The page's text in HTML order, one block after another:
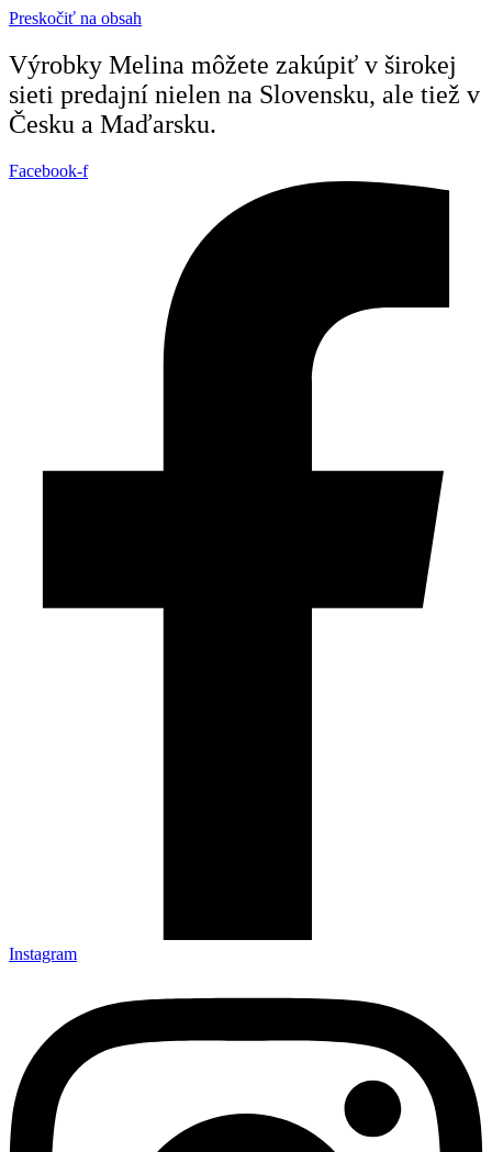
Preskočiť na obsah
Výrobky Melina môžete zakúpiť v širokej
sieti predajní nielen na Slovensku, ale tiež v
Česku a Maďarsku.
Facebook-f
Instagram